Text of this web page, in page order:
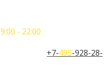
9:00 - 22:00
+7-495-928-28-